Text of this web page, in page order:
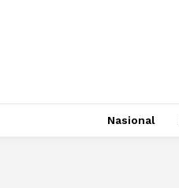
Nasional